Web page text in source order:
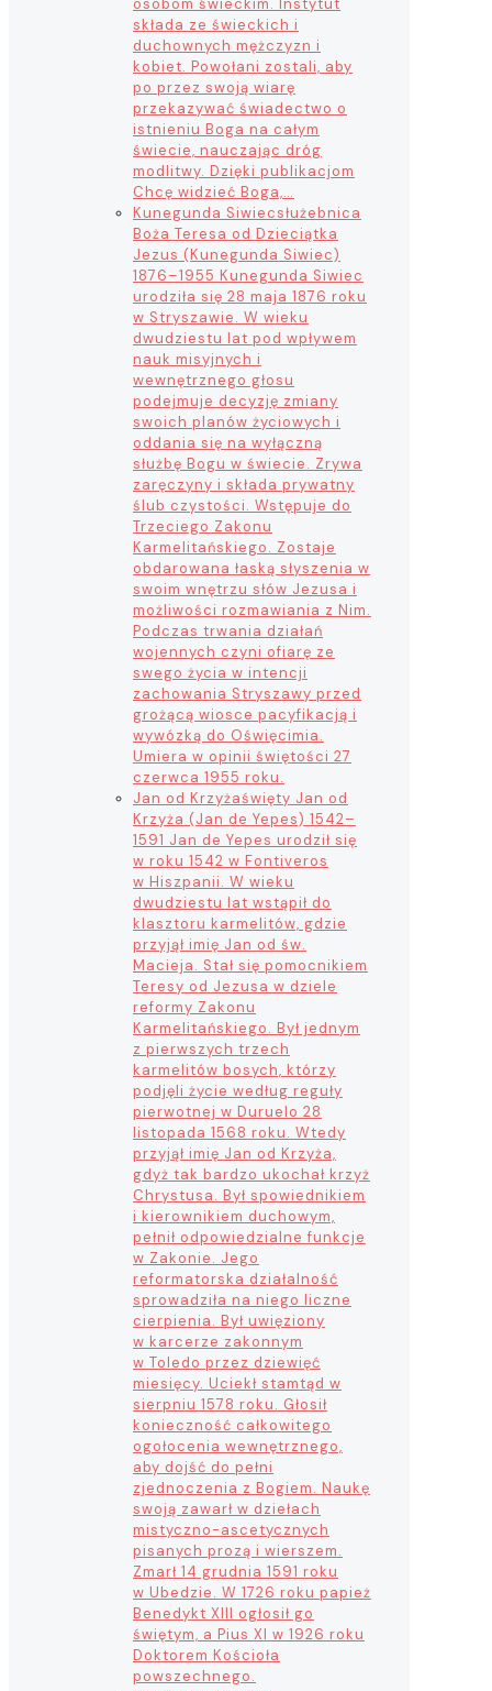
składa ze świeckich i
duchownych mężczyzn i
kobiet. Powołani zostali, aby
po przez swoją wiarę
przekazywać świadectwo o
istnieniu Boga na całym
świecie, nauczając dróg
modlitwy. Dzięki publikacjom
Chcę widzieć Boga,…
Kunegunda Siwiecsłużebnica
Boża Teresa od Dzieciątka
Jezus (Kunegunda Siwiec)
1876–1955 Kunegunda Siwiec
urodziła się 28 maja 1876 roku
w Stryszawie. W wieku
dwudziestu lat pod wpływem
nauk misyjnych i
wewnętrznego głosu
podejmuje decyzję zmiany
swoich planów życiowych i
oddania się na wyłączną
służbę Bogu w świecie. Zrywa
zaręczyny i składa prywatny
ślub czystości. Wstępuje do
Trzeciego Zakonu
Karmelitańskiego. Zostaje
obdarowana łaską słyszenia w
swoim wnętrzu słów Jezusa i
możliwości rozmawiania z Nim.
Podczas trwania działań
wojennych czyni ofiarę ze
swego życia w intencji
zachowania Stryszawy przed
grożącą wiosce pacyfikacją i
wywózką do Oświęcimia.
Umiera w opinii świętości 27
czerwca 1955 roku.
Jan od Krzyżaświęty Jan od
Krzyża (Jan de Yepes) 1542–
1591 Jan de Yepes urodził się
w roku 1542 w Fontiveros
w Hiszpanii. W wieku
dwudziestu lat wstąpił do
klasztoru karmelitów, gdzie
przyjął imię Jan od św.
Macieja. Stał się pomocnikiem
Teresy od Jezusa w dziele
reformy Zakonu
Karmelitańskiego. Był jednym
z pierwszych trzech
karmelitów bosych, którzy
podjęli życie według reguły
pierwotnej w Duruelo 28
listopada 1568 roku. Wtedy
przyjął imię Jan od Krzyża,
gdyż tak bardzo ukochał krzyż
Chrystusa. Był spowiednikiem
i kierownikiem duchowym,
pełnił odpowiedzialne funkcje
w Zakonie. Jego
reformatorska działalność
sprowadziła na niego liczne
cierpienia. Był uwięziony
w karcerze zakonnym
w Toledo przez dziewięć
miesięcy. Uciekł stamtąd w
sierpniu 1578 roku. Głosił
konieczność całkowitego
ogołocenia wewnętrznego,
aby dojść do pełni
zjednoczenia z Bogiem. Naukę
swoją zawarł w dziełach
mistyczno-ascetycznych
pisanych prozą i wierszem.
Zmarł 14 grudnia 1591 roku
w Ubedzie. W 1726 roku papież
Benedykt XIII ogłosił go
świętym, a Pius XI w 1926 roku
Doktorem Kościoła
powszechnego.